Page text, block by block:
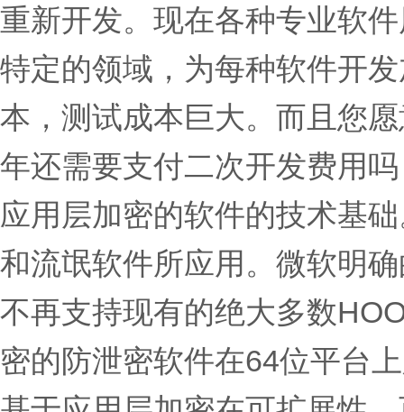
重新开发。现在各种专业软
特定的领域，为每种软件开
本，测试成本巨大。而且您
年还需要支付二次开发费用
应用层加密的软件的技术基
和流氓软件所应用。微软明
不再支持现有的绝大多数
密的防泄密软件在64位平台